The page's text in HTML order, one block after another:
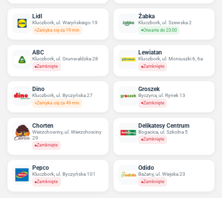
Lidl
Kluczbork, ul. Waryńskiego 19
Zamyka się za 19 min
Żabka
Kluczbork, ul. Szewska 2
Otwarte do 23:00
ABC
Kluczbork, ul. Grunwaldzka 28
Zamknięte
Lewiatan
Kluczbork, ul. Moniuszki 6, 6a
Zamknięte
Dino
Kluczbork, ul. Byczyńska 27
Zamyka się za 49 min
Groszek
Byczyna, ul. Rynek 13
Zamknięte
Chorten
Wierzchowiny, ul. Wierzchowiny
29
Zamknięte
Delikatesy Centrum
Bogacica, ul. Szkolna 5
Zamknięte
Pepco
Kluczbork, ul. Byczyńska 101
Zamknięte
Odido
Bażany, ul. Wiejska 23
Zamknięte